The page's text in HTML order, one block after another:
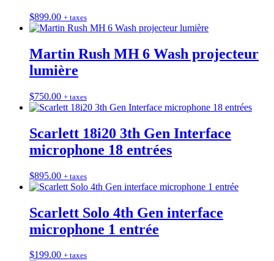
$899.00 + taxes
Martin Rush MH 6 Wash projecteur
lumière
$750.00 + taxes
Scarlett 18i20 3th Gen Interface
microphone 18 entrées
$895.00 + taxes
Scarlett Solo 4th Gen interface
microphone 1 entrée
$199.00 + taxes